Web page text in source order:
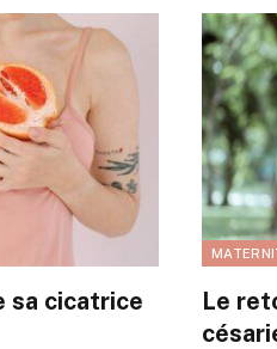
sa cicatrice
Le